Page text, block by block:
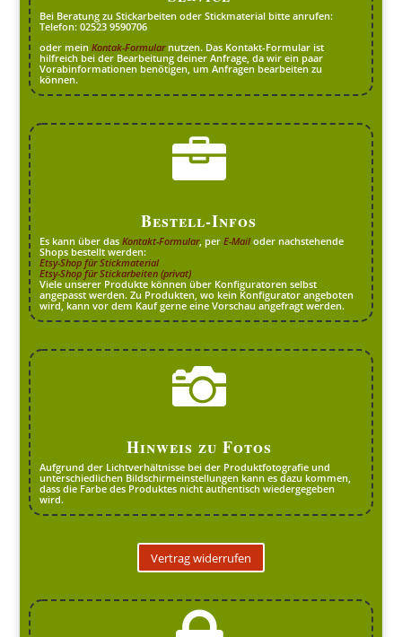
Bei Beratung zu Stickarbeiten oder Stickmaterial bitte anrufen:
Telefon: 02523 9590706
oder meinKontak-Formularnutzen. Das Kontakt-Formular ist
hilfreich bei der Bearbeitung deiner Anfrage, da wir ein paar
Vorabinformationen benötigen, um Anfragen bearbeiten zu
können.

Bestell-Infos
Es kann über dasKontakt-Formular, perE-Mail oder nachstehende
Shops bestellt werden:
Etsy-Shop für Stickmaterial
Etsy-Shop für Stickarbeiten (privat)
Viele unserer Produkte können über Konfiguratoren selbst
angepasst werden. Zu Produkten, wo kein Konfigurator angeboten
wird, kann vor dem Kauf gerne eine Vorschau angefragt werden.

Hinweis zu Fotos
Aufgrund der Lichtverhältnisse bei der Produktfotografie und
unterschiedlichen Bildschirmeinstellungen kann es dazu kommen,
dass die Farbe des Produktes nicht authentisch wiedergegeben
wird.
Vertrag widerrufen